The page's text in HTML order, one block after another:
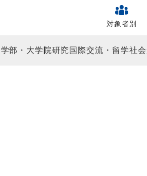
対象者別
学部・大学院研究国際交流・留学社